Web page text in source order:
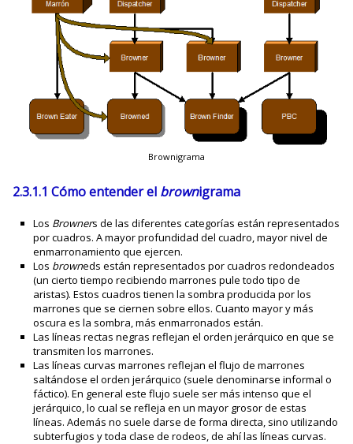
Brownigrama
2.3.1.1 Cómo entender el brownigrama
Los Browners de las diferentes categorías están representados
por cuadros. A mayor profundidad del cuadro, mayor nivel de
enmarronamiento que ejercen.
Los browneds están representados por cuadros redondeados
(un cierto tiempo recibiendo marrones pule todo tipo de
aristas). Estos cuadros tienen la sombra producida por los
marrones que se ciernen sobre ellos. Cuanto mayor y más
oscura es la sombra, más enmarronados están.
Las líneas rectas negras reflejan el orden jerárquico en que se
transmiten los marrones.
Las líneas curvas marrones reflejan el flujo de marrones
saltándose el orden jerárquico (suele denominarse informal o
fáctico). En general este flujo suele ser más intenso que el
jerárquico, lo cual se refleja en un mayor grosor de estas
líneas. Además no suele darse de forma directa, sino utilizando
subterfugios y toda clase de rodeos, de ahí las líneas curvas.